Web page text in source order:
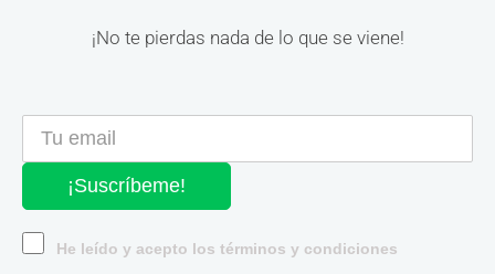
¡No te pierdas nada de lo que se viene!
¡Suscríbeme!
He leído y acepto los términos y condiciones